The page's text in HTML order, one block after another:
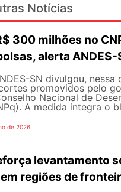
Notícias
300 milhões no
alerta ANDES-
SN divulgou,
promovidos pelo
Nacional de
A medida integra o
de 2026
levantamento
regiões de